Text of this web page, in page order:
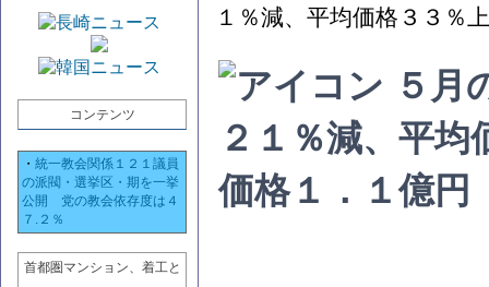
コンテンツ
・ 統一教会関係１２１議員
の派閥・選挙区・期を一挙
公開 党の教会依存度は４
７.２％
首都圏マンション、着工と
１％減、平均価格３３％
５月
２１％減、平
価格１．１億円